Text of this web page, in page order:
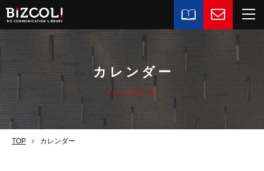
カレンダー
CALENDAR
TOP カレンダー